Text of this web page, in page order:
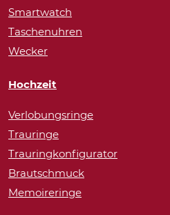
Smartwatch
Taschenuhren
Wecker
Hochzeit
Verlobungsringe
Trauringe
Trauringkonfigurator
Brautschmuck
Memoireringe